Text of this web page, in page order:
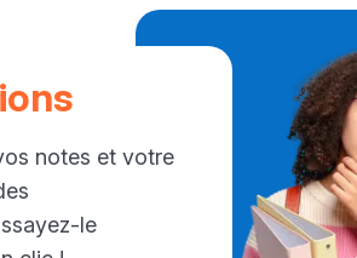
notes et votre
le